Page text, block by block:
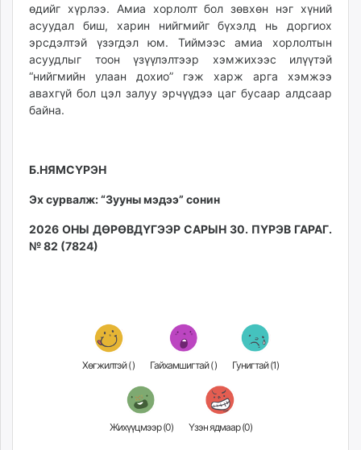
өдийг хүрлээ. Амиа хорлолт бол зөвхөн нэг хүний
асуудал биш, харин нийгмийг бүхэлд нь доргиох
эрсдэлтэй үзэгдэл юм. Тиймээс амиа хорлолтын
асуудлыг тоон үзүүлэлтээр хэмжихээс илүүтэй
“нийгмийн улаан дохио” гэж харж арга хэмжээ
авахгүй бол цэл залуу эрчүүдээ цаг бусаар алдсаар
байна.
Б.НЯМСҮРЭН
Эх сурвалж: “Зууны мэдээ” сонин
2026 ОНЫ ДӨРӨВДҮГЭЭР САРЫН 30. ПҮРЭВ ГАРАГ.
№ 82 (7824)
Хөгжилтэй () Гайхамшигтай () Гунигтай (1)
Жихүүцмээр (0) Үзэн ядмаар (0)